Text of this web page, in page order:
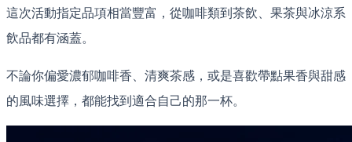
這次活動指定品項相當豐富，從咖啡類到茶飲、果茶與冰涼系
飲品都有涵蓋。
不論你偏愛濃郁咖啡香、清爽茶感，或是喜歡帶點果香與甜感
的風味選擇，都能找到適合自己的那一杯。